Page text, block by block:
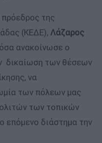
της
(ΚΕΔΕ),Λάζαρος
ανακοίνωσε ο
δικαίωση των θέσεων
να
των πόλεων μας
των τοπικών
επόμενο διάστημα την